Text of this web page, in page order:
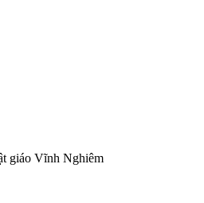
giáo Vĩnh Nghiêm